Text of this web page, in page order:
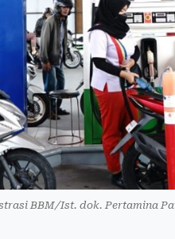
BBM/Ist. dok. Pertamina